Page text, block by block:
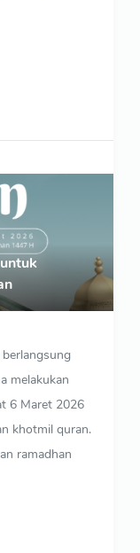
melakukan
6 Maret 2026
khotmil quran.
ramadhan